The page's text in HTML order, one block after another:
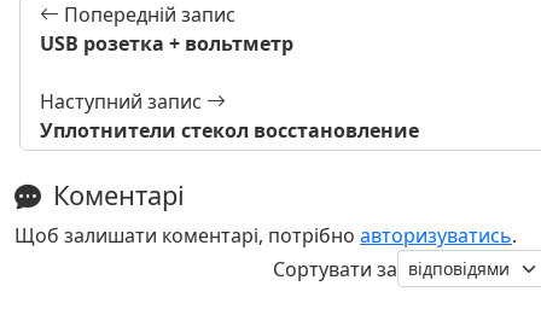
Попередній запис
USB розетка + вольтметр
Наступний запис
Уплотнители стекол восстановление
Коментарі
Щоб залишати коментарі, потрібно авторизуватись.
Сортувати за